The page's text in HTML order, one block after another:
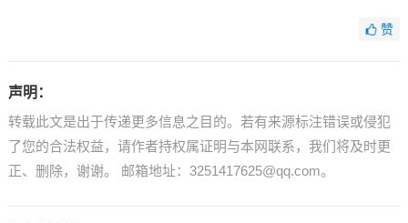
赞
声明：
转载此文是出于传递更多信息之目的。若有来源标注错误或侵犯
了您的合法权益，请作者持权属证明与本网联系，我们将及时更
正、删除，谢谢。 邮箱地址：3251417625@qq.com。